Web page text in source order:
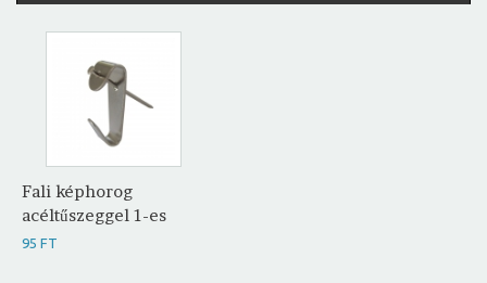
Fali képhorog
acéltűszeggel 1-es
95 FT